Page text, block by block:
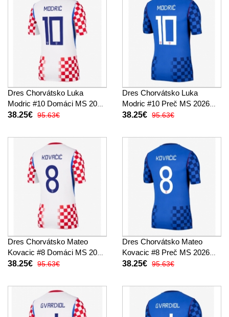
Dres Chorvátsko Luka
Modric #10 Domáci MS 2026
Krátky Rukáv
38.25€ 95.63€
Dres Chorvátsko Luka
Modric #10 Preč MS 2026
Krátky Rukáv
38.25€ 95.63€
Dres Chorvátsko Mateo
Kovacic #8 Domáci MS 2026
Krátky Rukáv
38.25€ 95.63€
Dres Chorvátsko Mateo
Kovacic #8 Preč MS 2026
Krátky Rukáv
38.25€ 95.63€